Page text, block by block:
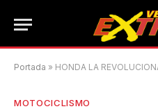
Portada » HONDA LA
MOTOCICLISMO